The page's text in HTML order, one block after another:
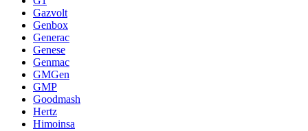
Gazvolt
Genbox
Generac
Genese
Genmac
GMGen
GMP
Goodmash
Hertz
Himoinsa